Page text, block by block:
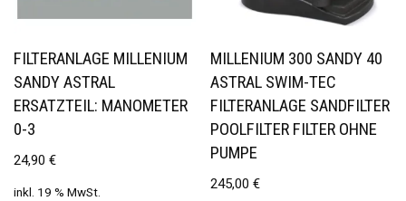
FILTERANLAGE MILLENIUM
SANDY ASTRAL
ERSATZTEIL: MANOMETER
0-3
24,90 €
inkl. 19 % MwSt.
MILLENIUM 300 SANDY 40
ASTRAL SWIM-TEC
FILTERANLAGE SANDFILTER
POOLFILTER FILTER OHNE
PUMPE
245,00€